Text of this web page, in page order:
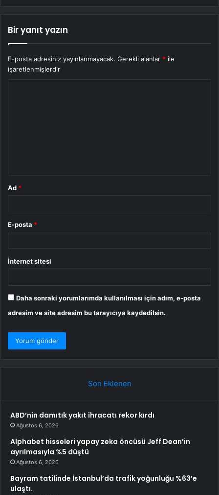
Bir yanıt yazın
E-posta adresiniz yayınlanmayacak. Gerekli alanlar * ile
işaretlenmişlerdir
Ad *
E-posta *
İnternet sitesi
Daha sonraki yorumlarımda kullanılması için adım, e-posta
adresim ve site adresim bu tarayıcıya kaydedilsin.
Son Eklenen
ABD’nin damıtık yakıt ihracatı rekor kırdı
Ağustos 6, 2026
Alphabet hisseleri yapay zeka öncüsü Jeff Dean’in
ayrılmasıyla %5 düştü
Ağustos 6, 2026
Bayram tatilinde İstanbul’da trafik yoğunluğu %63’e
ulaştı.